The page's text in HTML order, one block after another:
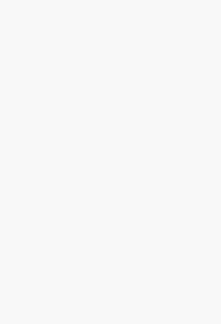
une API de
application